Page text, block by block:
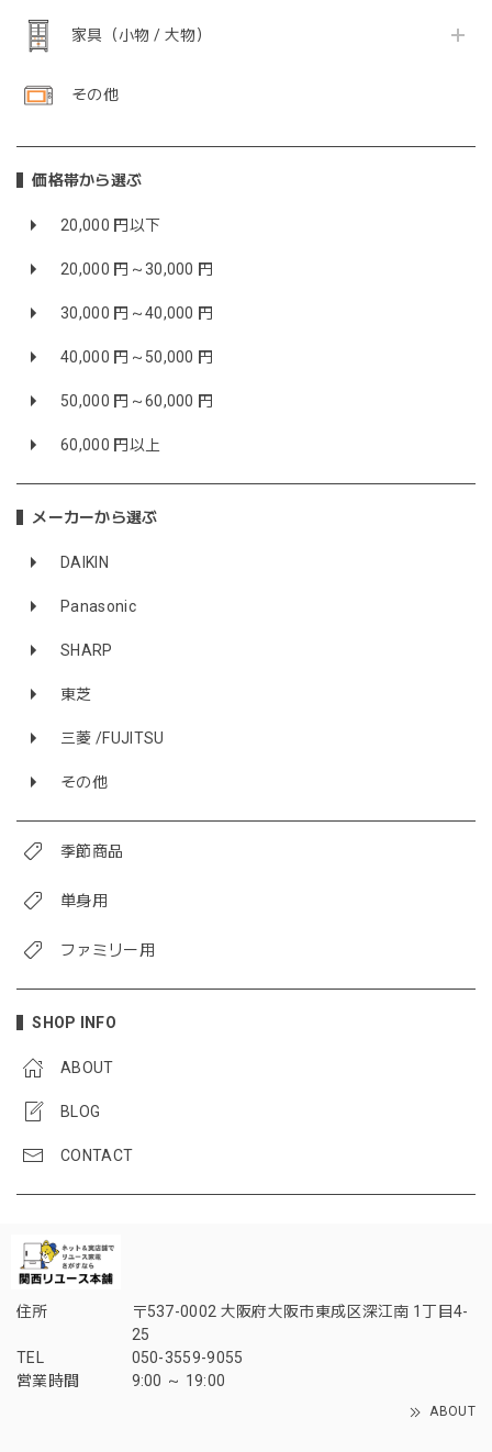
家具（小物 / 大物）
その他
価格帯から選ぶ
20,000 円以下
20,000 円～30,000 円
30,000 円～40,000 円
40,000 円～50,000 円
50,000 円～60,000 円
60,000 円以上
メーカーから選ぶ
DAIKIN
Panasonic
SHARP
東芝
三菱 /FUJITSU
その他
季節商品
単身用
ファミリー用
SHOP INFO
ABOUT
BLOG
CONTACT
住所
〒537-0002 大阪府大阪市東成区深江南 1丁目4-
25
TEL
050-3559-9055
営業時間
9:00 ～ 19:00
ABOUT